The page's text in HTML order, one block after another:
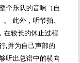
个乐队的音响（自
此外，听节拍、
在较长的休止过程
,并为自己声部的
听出总谱中的横向